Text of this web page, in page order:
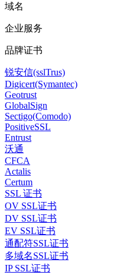
域名
企业服务
品牌证书
锐安信(sslTrus)
Digicert(Symantec)
Geotrust
GlobalSign
Sectigo(Comodo)
PositiveSSL
Entrust
沃通
CFCA
Actalis
Certum
SSL 证书
OV SSL证书
DV SSL证书
EV SSL证书
通配符SSL证书
多域名SSL证书
IP SSL证书